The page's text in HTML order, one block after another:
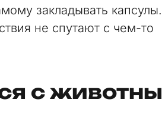
закладывать
не спутают с чем-то
с